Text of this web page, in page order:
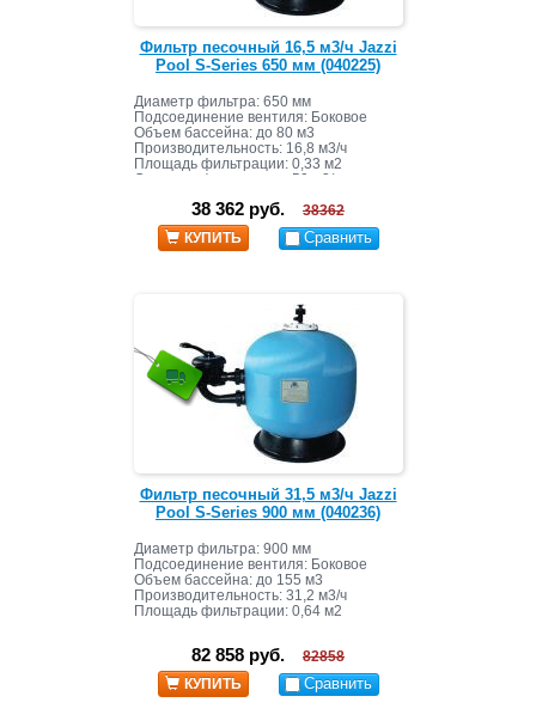
Фильтр песочный 16,5 м3/ч Jazzi
Pool S-Series 650 мм (040225)
Диаметр фильтра: 650 мм
Подсоединение вентиля: Боковое
Объем бассейна: до 80 м3
Производительность: 16,8 м3/ч
Площадь фильтрации: 0,33 м2
Скорость фильтрации: 50 м3/ч
38 362 руб.
38362
КУПИТЬ
Сравнить
Фильтр песочный 31,5 м3/ч Jazzi
Pool S-Series 900 мм (040236)
Диаметр фильтра: 900 мм
Подсоединение вентиля: Боковое
Объем бассейна: до 155 м3
Производительность: 31,2 м3/ч
Площадь фильтрации: 0,64 м2
82 858 руб.
82858
КУПИТЬ
Сравнить